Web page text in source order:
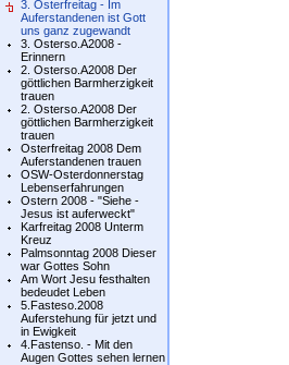
3. Osterfreitag - Im
Auferstandenen ist Gott
uns ganz zugewandt
3. Osterso.A2008 -
Erinnern
2. Osterso.A2008 Der
göttlichen Barmherzigkeit
trauen
2. Osterso.A2008 Der
göttlichen Barmherzigkeit
trauen
Osterfreitag 2008 Dem
Auferstandenen trauen
OSW-Osterdonnerstag
Lebenserfahrungen
Ostern 2008 - "Siehe -
Jesus ist auferweckt"
Karfreitag 2008 Unterm
Kreuz
Palmsonntag 2008 Dieser
war Gottes Sohn
Am Wort Jesu festhalten
bedeudet Leben
5.Fasteso.2008
Auferstehung für jetzt und
in Ewigkeit
4.Fastenso. - Mit den
Augen Gottes sehen lernen